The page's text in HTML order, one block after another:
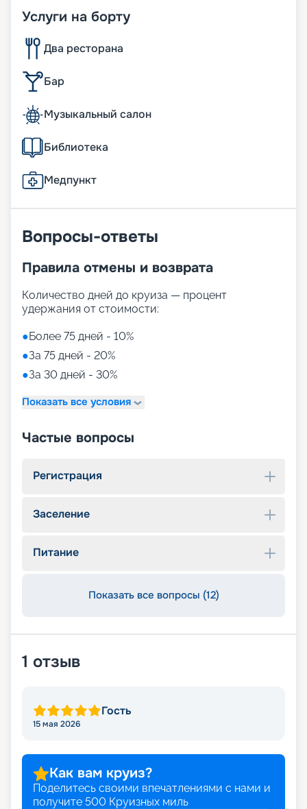
Услуги на борту
Два ресторана
Бар
Музыкальный салон
Библиотека
Медпункт
Вопросы-ответы
Правила отмены и возврата
Количество дней до круиза — процент
удержания от стоимости:
●Более 75 дней - 10%
●За 75 дней - 20%
●За 30 дней - 30%
Показать все условия
Частые вопросы
Регистрация
Заселение
Питание
Показать все вопросы (12)
1 отзыв
Гость
15 мая 2026
Как вам круиз?
Поделитесь своими впечатлениями с нами и
получите 500 Круизных миль